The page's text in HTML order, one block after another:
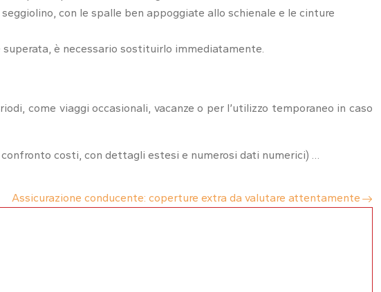
con le spalle ben appoggiate allo schienale e le cinture
è necessario sostituirlo immediatamente.
come viaggi occasionali, vacanze o per l’utilizzo temporaneo in caso
costi, con dettagli estesi e numerosi dati numerici) …
Assicurazione conducente: coperture extra da valutare attentamente